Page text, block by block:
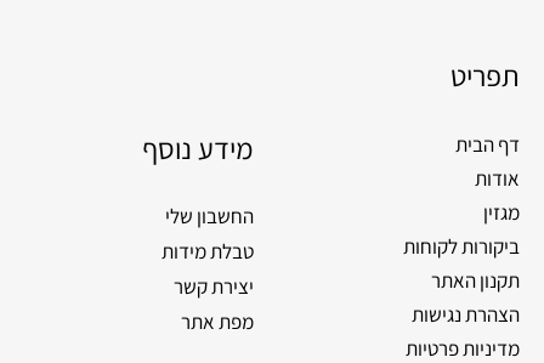
b
o
k
a
r
a
m
תפריט
דף הבית
אודות
מגזין
ביקורות לקוחות
תקנון האתר
הצהרת נגישות
מדיניות פרטיות
מידע נוסף
החשבון שלי
טבלת מידות
יצירת קשר
מפת אתר